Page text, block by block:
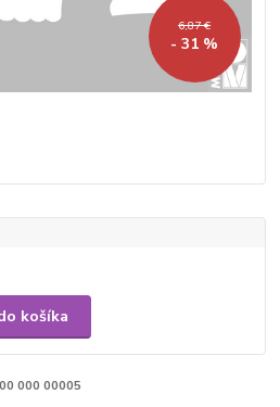
6,87 €
- 31 %
košíka
000 00005